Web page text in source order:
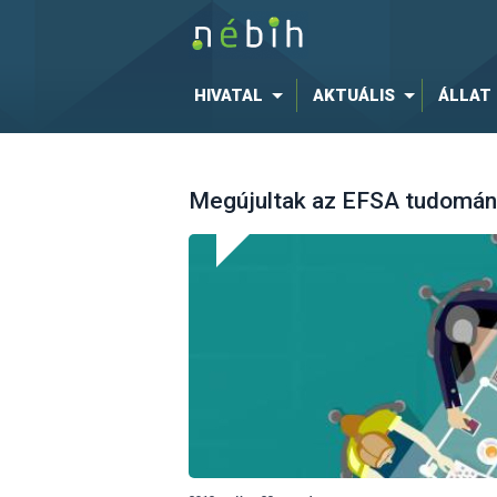
HIVATAL AKTUÁLIS ÁLLAT
Megújultak az EFSA